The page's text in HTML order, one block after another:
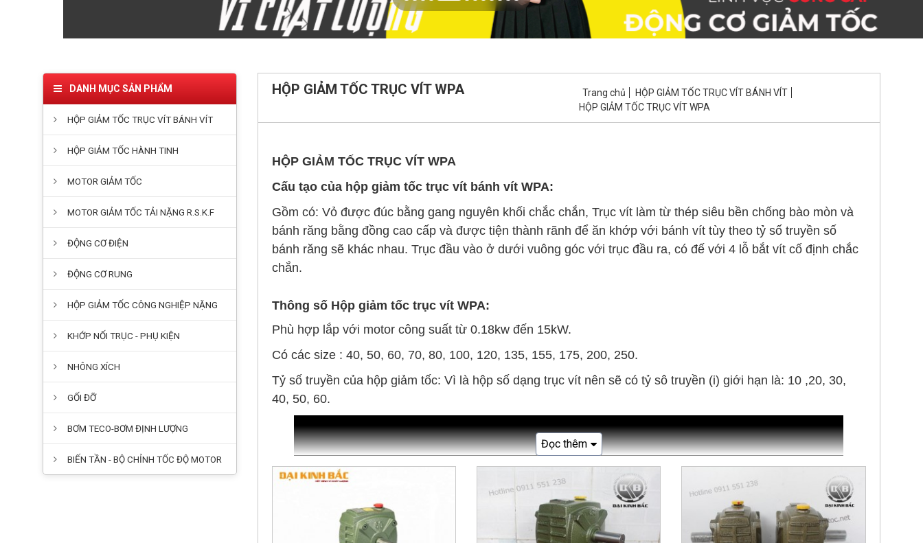
DANH MỤC SẢN PHẨM
HỘP GIẢM TỐC TRỤC VÍT BÁNH VÍT
HỘP GIẢM TỐC HÀNH TINH
MOTOR GIẢM TỐC
MOTOR GIẢM TỐC TẢI NẶNG R.S.K.F
ĐỘNG CƠ ĐIỆN
ĐỘNG CƠ RUNG
HỘP GIẢM TỐC CÔNG NGHIỆP NẶNG
KHỚP NỐI TRỤC - PHỤ KIỆN
NHÔNG XÍCH
GỐI ĐỠ
BƠM TECO-BƠM ĐỊNH LƯỢNG
BIẾN TẦN - BỘ CHỈNH TỐC ĐỘ MOTOR
HỘP GIẢM TỐC TRỤC VÍT WPA Trang chủ
HỘP GIẢM TỐC TRỤC VÍT BÁNH VÍT
HỘP GIẢM TỐC TRỤC VÍT WPA
HỘP GIẢM TỐC TRỤC VÍT WPA
Cấu tạo của hộp giảm tốc trục vít bánh vít WPA:
Gồm có: Vỏ được đúc bằng gang nguyên khối chắc chắn, Trục vít làm từ thép siêu bền chống bào mòn và
bánh răng bằng đồng cao cấp và được tiện thành rãnh để ăn khớp với bánh vít tùy theo tỷ số truyền số
bánh răng sẽ khác nhau. Trục đầu vào ở dưới vuông góc với trục đầu ra, có đế với 4 lỗ bắt vít cố định chắc
chắn.
Thông số Hộp giảm tốc trục vít WPA:
Phù hợp lắp với motor công suất từ 0.18kw đến 15kW.
Có các size : 40, 50, 60, 70, 80, 100, 120, 135, 155, 175, 200, 250.
Tỷ số truyền của hộp giảm tốc: Vì là hộp số dạng trục vít nên sẽ có tỷ sô truyền (i) giới hạn là: 10 ,20, 30,
40, 50, 60.
Đọc thêm